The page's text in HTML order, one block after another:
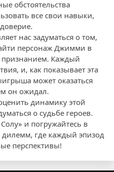
обстоятельства
все свои навыки,
нас задуматься о том,
персонаж Джимми в
признанием. Каждый
и, как показывает эта
может оказаться
он ожидал.
динамику этой
о судьбе героев.
и погружайтесь в
где каждый эпизод
перспективы!